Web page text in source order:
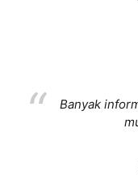
Banyak